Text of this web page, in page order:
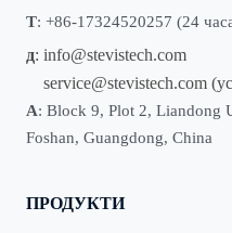
Т: +86-17324520257 (24
д: info@stevistech.com
service@stevistech.com
А: Block 9, Plot 2, Liandong
Foshan, Guangdong, China
ПРОДУКТИ